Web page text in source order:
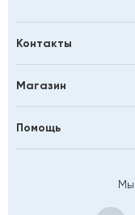
Контакты
Магазин
Помощь
Мы